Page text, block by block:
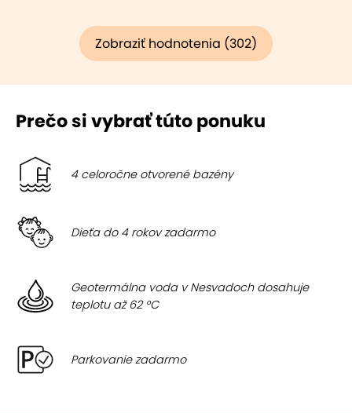
Zobraziť hodnotenia (302)
Prečo si vybrať túto ponuku
4 celoročne otvorené bazény
Dieťa do 4 rokov zadarmo
Geotermálna voda v Nesvadoch dosahuje
teplotu až 62 °C
Parkovanie zadarmo